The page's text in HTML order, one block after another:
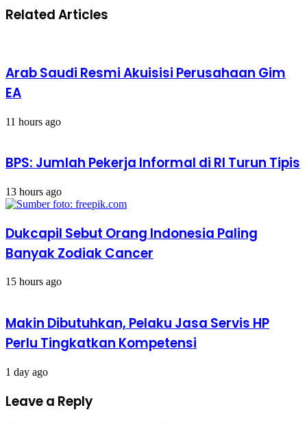
Penerbangan
Paling
Related Articles
Arab Saudi Resmi Akuisisi Perusahaan Gim
EA
11 hours ago
BPS: Jumlah Pekerja Informal di RI Turun Tipis
13 hours ago
Dukcapil Sebut Orang Indonesia Paling
Banyak Zodiak Cancer
15 hours ago
Makin Dibutuhkan, Pelaku Jasa Servis HP
Perlu Tingkatkan Kompetensi
1 day ago
Leave a Reply